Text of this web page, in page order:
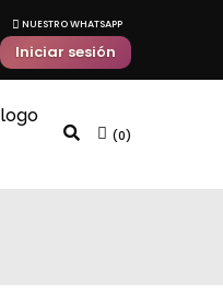
NUESTRO WHATSAPP
Iniciar sesión
(0)